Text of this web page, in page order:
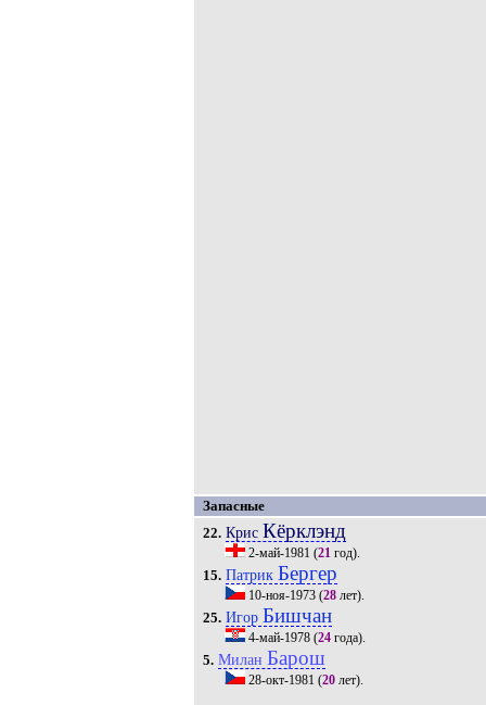
Запасные
22. Крис Кёрклэнд
2-май-1981 (21год).
15. Патрик Бергер
10-ноя-1973(28лет).
25. Игор Бишчан
4-май-1978(24года).
5. Милан Барош
28-окт-1981 (20лет).